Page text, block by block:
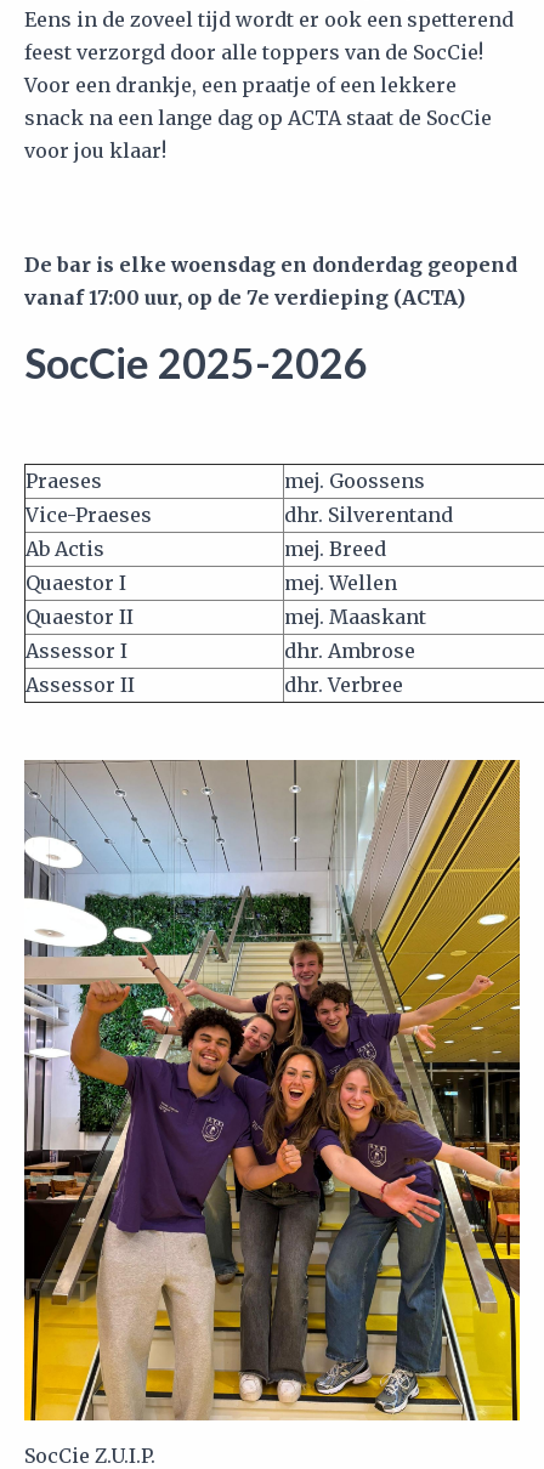
Eens in de zoveel tijd wordt er ook een spetterend
feest verzorgd door alle toppers van de SocCie!
Voor een drankje, een praatje of een lekkere
snack na een lange dag op ACTA staat de SocCie
voor jou klaar!
De bar is elke woensdag en donderdag geopend
vanaf 17:00 uur, op de 7e verdieping (ACTA)
SocCie 2025-2026
Praeses
mej. Goossens
Vice-Praeses
dhr. Silverentand
Ab Actis
mej. Breed
Quaestor I
mej. Wellen
Quaestor II
mej. Maaskant
Assessor I
dhr. Ambrose
Assessor II
dhr. Verbree
SocCie Z.U.I.P.